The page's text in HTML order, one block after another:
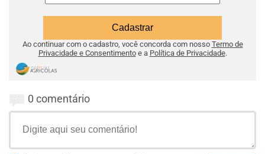
Ao continuar com o cadastro, você concorda com nosso Termo de
Privacidade e Consentimentoe a Política de Privacidade.
0 comentário